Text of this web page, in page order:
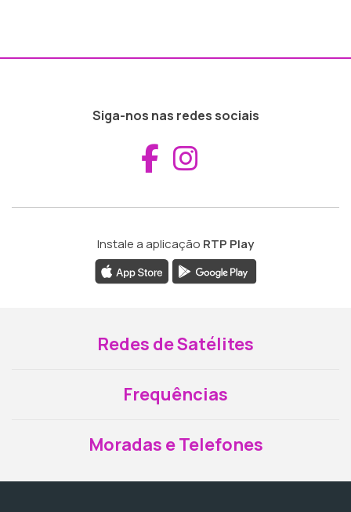
Siga-nos nas redes sociais
Aceder ao
Instale a aplicação RTP Play
Redes de Satélites
Frequências
Moradas e Telefones